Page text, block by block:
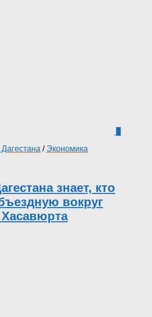
/ Экономика
знает, кто
вокруг